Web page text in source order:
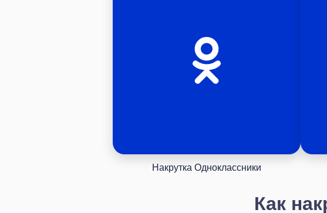
Накрутка Одноклассники
Как